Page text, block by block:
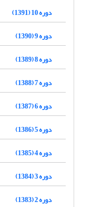
دوره 10 (1391)
دوره 9 (1390)
دوره 8 (1389)
دوره 7 (1388)
دوره 6 (1387)
دوره 5 (1386)
دوره 4 (1385)
دوره 3 (1384)
دوره 2 (1383)